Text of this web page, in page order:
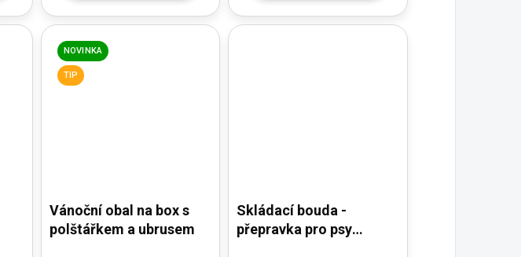
NOVINKA
TIP
Vánoční obal na box s
polštářkem a ubrusem
Skládací bouda -
přepravka pro psy